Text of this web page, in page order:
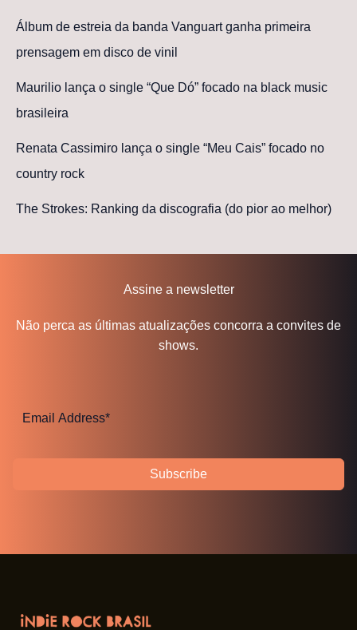
Álbum de estreia da banda Vanguart ganha primeira
prensagem em disco de vinil
Maurilio lança o single “Que Dó” focado na black music
brasileira
Renata Cassimiro lança o single “Meu Cais” focado no
country rock
The Strokes: Ranking da discografia (do pior ao melhor)
Assine a newsletter
Não perca as últimas atualizações concorra a convites de
shows.
Subscribe